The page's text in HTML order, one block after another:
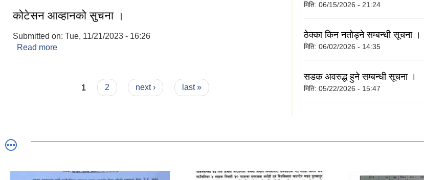
कोटेसन आव्हानको सुचना ।
Submitted on: Tue, 11/21/2023 - 16:26
Read more
1 2 next › last »
मिति: 06/15/2026 - 21:24
ठेक्का किन नतोड्ने सम्बन्धी सूचना ।
मिति: 06/02/2026 - 14:35
सडक अवरुद्ध हुने सम्बन्धी सूचना ।
मिति: 05/22/2026 - 15:47